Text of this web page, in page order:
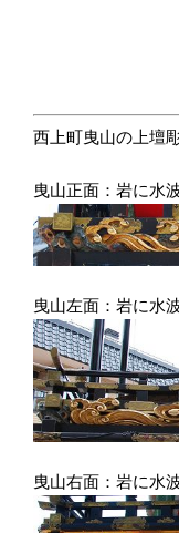
西上町曳山の上壇
曳山正面：岩に水
曳山左面：岩に水
曳山右面：岩に水